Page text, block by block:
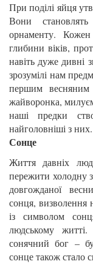
При поділі яйця
Вони
орнаменту.
глибини віків,
навіть дуже дивні
зрозумілі нам
першим весняним
жайворонка,
наші предки
найголовніші з них.
Сонце
Життя давніх
пережити холодну
довгожданої
сонця, визволення
із символом
людському
сонячний бог –
сонце також стало